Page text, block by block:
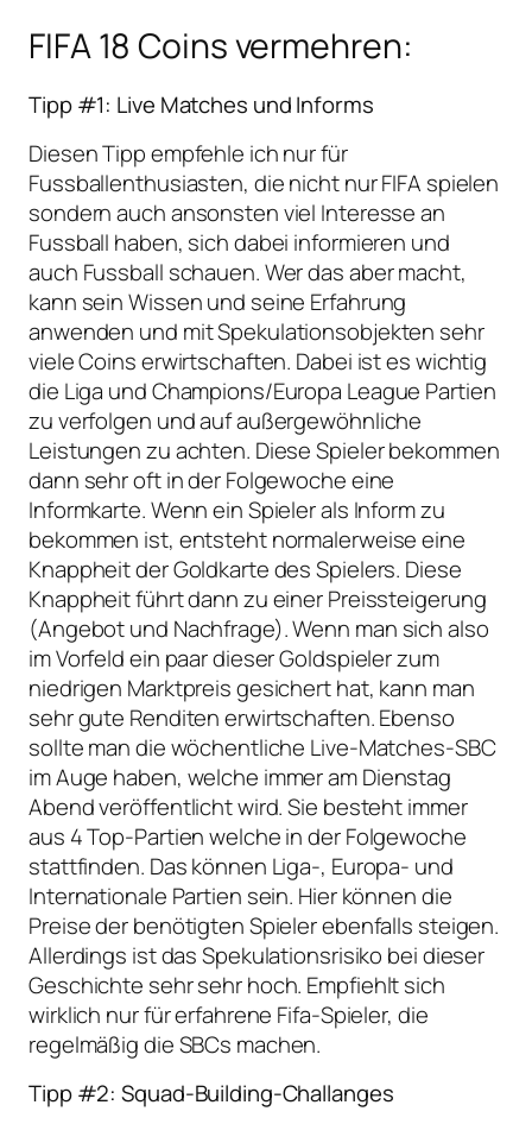
FIFA 18 Coins vermehren:
Tipp #1: Live Matches und Informs
Diesen Tipp empfehle ich nur für
Fussballenthusiasten, die nicht nur FIFA spielen
sondern auch ansonsten viel Interesse an
Fussball haben, sich dabei informieren und
auch Fussball schauen. Wer das aber macht,
kann sein Wissen und seine Erfahrung
anwenden und mit Spekulationsobjekten sehr
viele Coins erwirtschaften. Dabei ist es wichtig
die Liga und Champions/Europa League Partien
zu verfolgen und auf außergewöhnliche
Leistungen zu achten. Diese Spieler bekommen
dann sehr oft in der Folgewoche eine
Informkarte. Wenn ein Spieler als Inform zu
bekommen ist, entsteht normalerweise eine
Knappheit der Goldkarte des Spielers. Diese
Knappheit führt dann zu einer Preissteigerung
(Angebot und Nachfrage). Wenn man sich also
im Vorfeld ein paar dieser Goldspieler zum
niedrigen Marktpreis gesichert hat, kann man
sehr gute Renditen erwirtschaften. Ebenso
sollte man die wöchentliche Live-Matches-SBC
im Auge haben, welche immer am Dienstag
Abend veröffentlicht wird. Sie besteht immer
aus 4 Top-Partien welche in der Folgewoche
stattfinden. Das können Liga-, Europa- und
Internationale Partien sein. Hier können die
Preise der benötigten Spieler ebenfalls steigen.
Allerdings ist das Spekulationsrisiko bei dieser
Geschichte sehr sehr hoch. Empfiehlt sich
wirklich nur für erfahrene Fifa-Spieler, die
regelmäßig die SBCs machen.
Tipp #2: Squad-Building-Challanges